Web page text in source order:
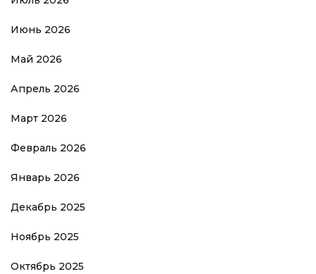
Июнь 2026
Май 2026
Апрель 2026
Март 2026
Февраль 2026
Январь 2026
Декабрь 2025
Ноябрь 2025
Октябрь 2025